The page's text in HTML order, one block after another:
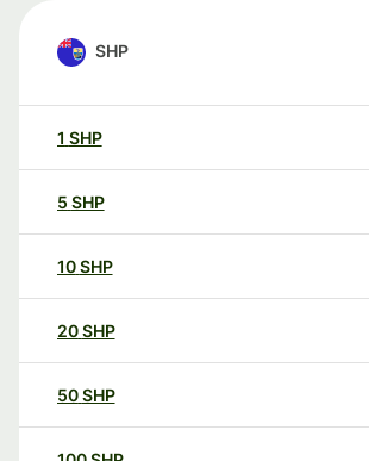
SHP
1 SHP
5 SHP
10SHP
20SHP
50SHP